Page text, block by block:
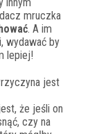
mruczka
. A im
wydawać by
lepiej!
jest
że jeśli on
czy na